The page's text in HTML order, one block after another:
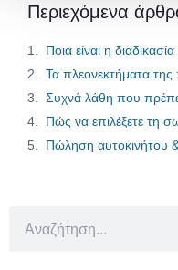
Περιεχόμενα
Ποια είναι η
Τα πλεονεκτήματα
Συχνά λάθη που
Πώς να επιλέξετε τη
Πώληση αυτοκινήτου &